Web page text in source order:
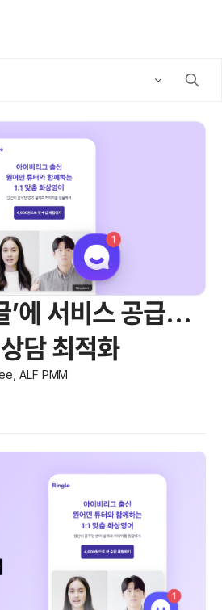
’에 서비스 공급…
담 최적화
ALF PMM